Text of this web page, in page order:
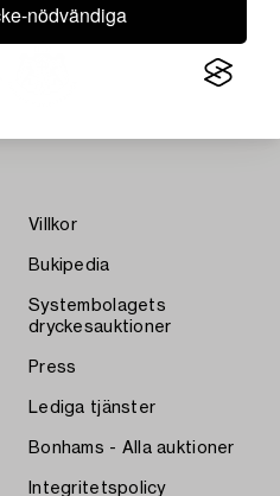
nödvändiga
Villkor
Bukipedia
Systembolagets
dryckesauktioner
Press
Lediga tjänster
Bonhams - Alla auktioner
Integritetspolicy